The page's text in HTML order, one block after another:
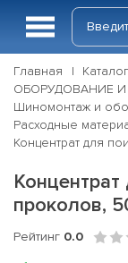
Главная
Каталог
ОБОРУДОВАНИЕ
Шиномонтаж и
Расходные
Концентрат для
проколов,
Рейтинг 0.0